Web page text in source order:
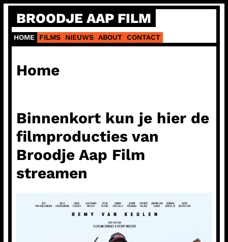
naar
de
inhoud
BROODJE AAP FILM
HOME FILMS NIEUWS ABOUT CONTACT
Home
Binnenkort kun je hier de
filmproducties van
Broodje Aap Film
streamen